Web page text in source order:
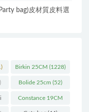
bag)皮材質皮料選
Birkin 25CM (1228)
Bolide 25cm (52)
Constance 19CM